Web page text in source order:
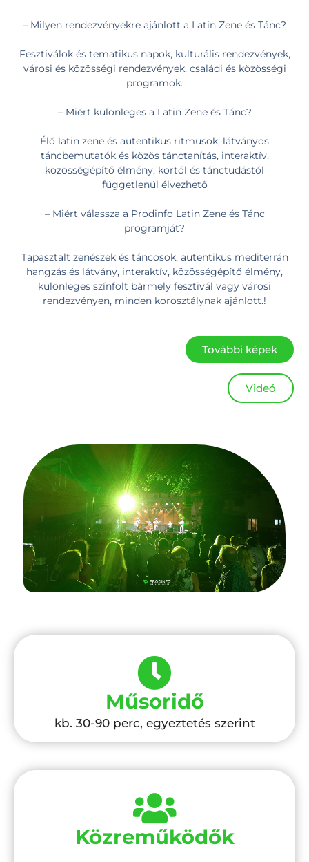
– Milyen rendezvényekre ajánlott a Latin Zene és Tánc?
Fesztiválok és tematikus napok, kulturális rendezvények,
városi és közösségi rendezvények, családi és közösségi
programok.
– Miért különleges a Latin Zene és Tánc?
Élő latin zene és autentikus ritmusok, látványos
táncbemutatók és közös tánctanítás, interaktív,
közösségépítő élmény, kortól és tánctudástól
függetlenül élvezhető
– Miért válassza a Prodinfo Latin Zene és Tánc
programját?
Tapasztalt zenészek és táncosok, autentikus mediterrán
hangzás és látvány, interaktív, közösségépítő élmény,
különleges színfolt bármely fesztivál vagy városi
rendezvényen, minden korosztálynak ajánlott.!
További képek
Videó
Műsoridő
kb. 30-90 perc, egyeztetés szerint
Közreműködők